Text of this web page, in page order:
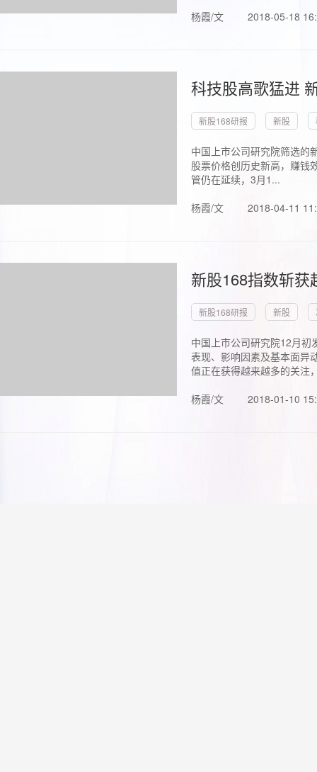
杨霞/文 2018-05-18
科技股高歌猛进
新股168研报 新股
中国上市公司研究院筛选的
股票价格创历史新高，赚钱
管仍在延续，3月1...
杨霞/文
2018-04-11
新股168指数斩
新股168研报 新股
中国上市公司研究院12月初
表现、影响因素及基本面异
值正在获得越来越多的关注
杨霞/文
2018-01-10